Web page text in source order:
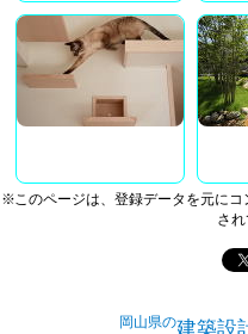
※このページは、登録データを元に
され
岡山県の建築設